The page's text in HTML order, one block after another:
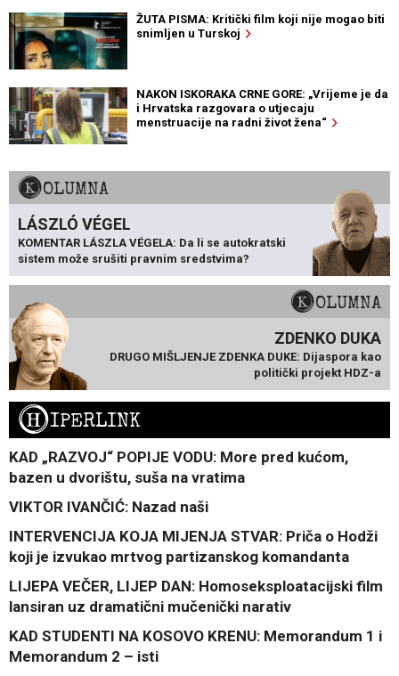
ŽUTA PISMA: Kritički film koji nije mogao biti
snimljen u Turskoj
NAKON ISKORAKA CRNE GORE: „Vrijeme je da
i Hrvatska razgovara o utjecaju
menstruacije na radni život žena“
KOLUMNA
LÁSZLÓ VÉGEL
KOMENTAR LÁSZLA VÉGELA: Da li se autokratski
sistem može srušiti pravnim sredstvima?
KOLUMNA
ZDENKO DUKA
DRUGO MIŠLJENJE ZDENKA DUKE: Dijaspora kao
politički projekt HDZ-a
HIPERLINK
KAD „RAZVOJ“ POPIJE VODU: More pred kućom,
bazen u dvorištu, suša na vratima
VIKTOR IVANČIĆ: Nazad naši
INTERVENCIJA KOJA MIJENJA STVAR: Priča o Hodži
koji je izvukao mrtvog partizanskog komandanta
LIJEPA VEČER, LIJEP DAN: Homoseksploatacijski film
lansiran uz dramatični mučenički narativ
KAD STUDENTI NA KOSOVO KRENU: Memorandum 1 i
Memorandum 2 – isti